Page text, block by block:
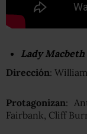
Lady Macbeth
Dirección:
Protagonizan:
Fairbank, Cliff